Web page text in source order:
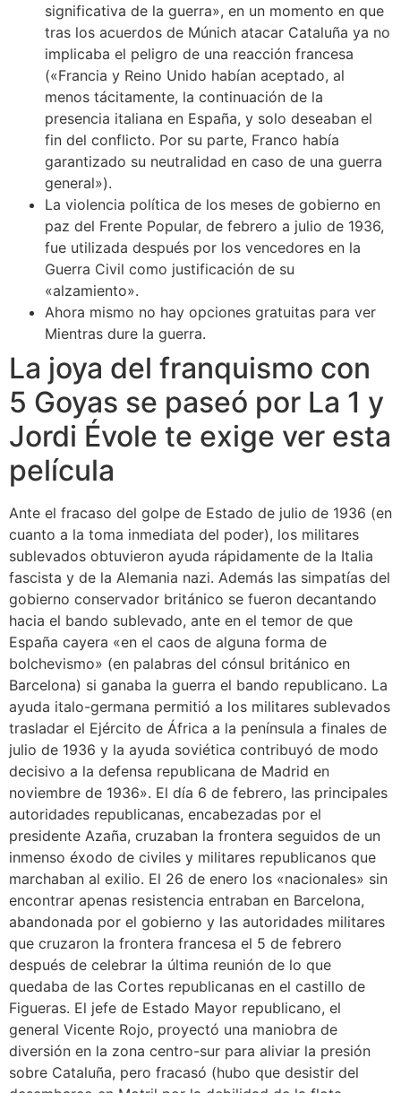
significativa de la guerra»,​ en un momento en que
tras los acuerdos de Múnich atacar Cataluña ya no
implicaba el peligro de una reacción francesa
(«Francia y Reino Unido habían aceptado, al
menos tácitamente, la continuación de la
presencia italiana en España, y solo deseaban el
fin del conflicto. Por su parte, Franco había
garantizado su neutralidad en caso de una guerra
general»).​
La violencia política de los meses de gobierno en
paz del Frente Popular, de febrero a julio de 1936,
fue utilizada después por los vencedores en la
Guerra Civil como justificación de su
«alzamiento».
Ahora mismo no hay opciones gratuitas para ver
Mientras dure la guerra.
La joya del franquismo con
5 Goyas se paseó por La 1 y
Jordi Évole te exige ver esta
película
Ante el fracaso del golpe de Estado de julio de 1936 (en
cuanto a la toma inmediata del poder), los militares
sublevados obtuvieron ayuda rápidamente de la Italia
fascista y de la Alemania nazi. Además las simpatías del
gobierno conservador británico se fueron decantando
hacia el bando sublevado, ante en el temor de que
España cayera «en el caos de alguna forma de
bolchevismo» (en palabras del cónsul británico en
Barcelona) si ganaba la guerra el bando republicano.​​ La
ayuda italo-germana permitió a los militares sublevados
trasladar el Ejército de África a la península a finales de
julio de 1936 y la ayuda soviética contribuyó de modo
decisivo a la defensa republicana de Madrid en
noviembre de 1936».​​ El día 6 de febrero, las principales
autoridades republicanas, encabezadas por el
presidente Azaña, cruzaban la frontera seguidos de un
inmenso éxodo de civiles y militares republicanos que
marchaban al exilio. El 26 de enero los «nacionales» sin
encontrar apenas resistencia entraban en Barcelona,
abandonada por el gobierno y las autoridades militares
que cruzaron la frontera francesa el 5 de febrero
después de celebrar la última reunión de lo que
quedaba de las Cortes republicanas en el castillo de
Figueras. El jefe de Estado Mayor republicano, el
general Vicente Rojo, proyectó una maniobra de
diversión en la zona centro-sur para aliviar la presión
sobre Cataluña, pero fracasó (hubo que desistir del